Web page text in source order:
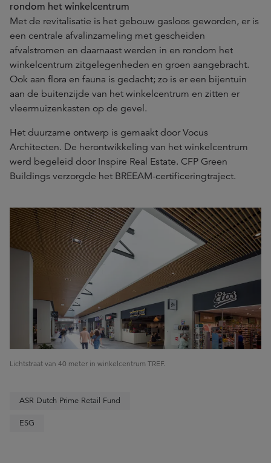
rondom het winkelcentrum
Met de revitalisatie is het gebouw gasloos geworden, er is
een centrale afvalinzameling met gescheiden
afvalstromen en daarnaast werden in en rondom het
winkelcentrum zitgelegenheden en groen aangebracht.
Ook aan flora en fauna is gedacht; zo is er een bijentuin
aan de buitenzijde van het winkelcentrum en zitten er
vleermuizenkasten op de gevel.
Het duurzame ontwerp is gemaakt door Vocus
Architecten. De herontwikkeling van het winkelcentrum
werd begeleid door Inspire Real Estate. CFP Green
Buildings verzorgde het BREEAM-certificeringtraject.
Lichtstraat van 40 meter in winkelcentrum TREF.
ASR Dutch Prime Retail Fund
ESG